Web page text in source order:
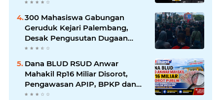
300 Mahasiswa Gabungan
Geruduk Kejari Palembang,
Desak Pengusutan Dugaan
Korupsi Tanpa Tebang Pilih
Dana BLUD RSUD Anwar
Mahakil Rp16 Miliar Disorot,
Pengawasan APIP, BPKP dan
BPK Harus Bergerak Optimal